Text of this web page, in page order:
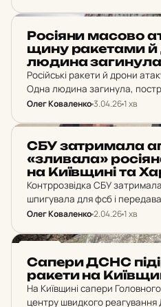
НОВИНИ
Ро­сі­я­ни масово
щи­ну ра­ке­та­ми
людина за­ги­ну­ла
Російські ракети й дрони
Одна людина загинула,
потрапили Обухівський,
Олег Коваленко3.04.261 хв
СБУ зат­ри­ма­ла
«зли­ва­ла»
на Ки­їв­щи­ні та
Контррозвідка СБУ
шпигувала для фсб і
Сил оборони та маршрути
підозру в державній зраді…
Олег Коваленко2.04.261 хв
Сапери ДСНС
ракети на
На Київщині сапери
центру швидкого